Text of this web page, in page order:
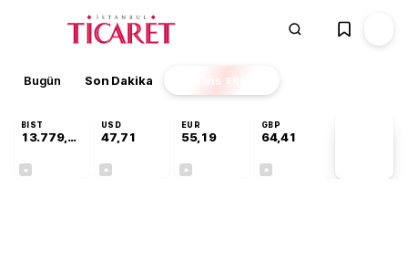
Bugün Son Dakika Finans EKSTRA
BIST
13.779,39
USD
47,71
EUR
55,19
GBP
64,41